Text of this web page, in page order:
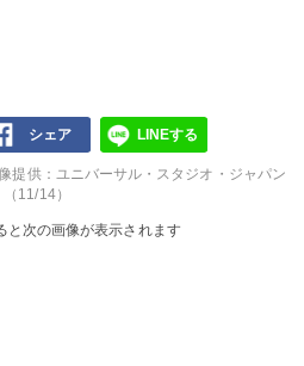
シェア LINEする
提供：ユニバーサル・スタジオ・ジャパン
（11/14）
と次の画像が表示されます